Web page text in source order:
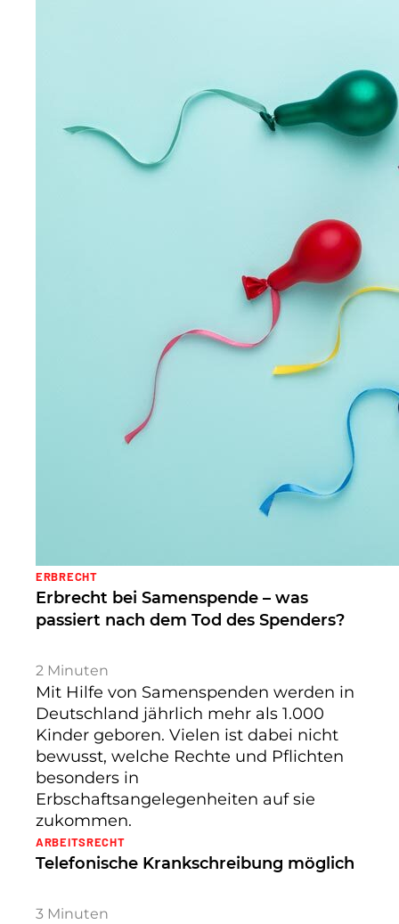
ERBRECHT
Erbrecht bei Samenspende – was
passiert nach dem Tod des Spenders?
2 Minuten
Mit Hilfe von Samenspenden werden in
Deutschland jährlich mehr als 1.000
Kinder geboren. Vielen ist dabei nicht
bewusst, welche Rechte und Pflichten
besonders in
Erbschaftsangelegenheiten auf sie
zukommen.
ARBEITSRECHT
Telefonische Krankschreibung möglich
3 Minuten